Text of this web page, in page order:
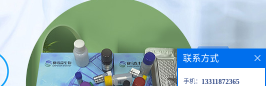
联系方式
手机： 13311872365